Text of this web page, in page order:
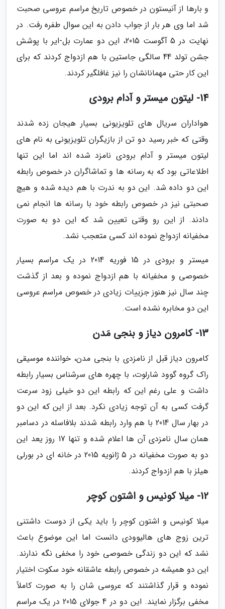
و بارها از آنیستون در خصوص تاریخ مراسم عروسی صحبت
شد اما وی هر بار از جواب دادن به این سوال طفره رفت. در
نهایت در 5 آگوست 2015، این دو عمارت بل-ایر با پوشش
جشن تولد 44 سالگی جاستین با هم ازدواج کردند که برای
این کار حتی مهمانانشان را نیز غافلگیر کردند.
14- لیتون میستر و آدام برودی
هواداران سریال های تلویزیونی بسیار هیجان زده شدند
وقتی که خبر رسید دو تن از بازیگران تلویزیونی به نام های
لیتون میستر و آدام برودی نامزد شده اند اما این تنها
اطلاعاتی بود که به رسانه ها و تماشاگران در خصوص رابطه
این دو داده شد. این دو به ندرت با هم دیده شده و هیچ
صحبتی نیز در خصوص رابطه خود با رسانه ها انجام نمی
دادند. از این رو وقتی تعیین شد که این دو به صورت
مخفیانه ازدواج نموده اند کسی متعجب نشد.
میستر و برودی در 15 فوریه 2014 در یک مراسم بسیار
خصوصی و مخفیانه با هم ازدواج نموده و بعد از گذشت
چند سال نیز هنوز جزییات زیادی در خصوص مراسم عروسی
این دو مخابره نشده است.
13- کامرون دیاز و بنجی مَدن
کامرون دیاز قبل از نامزدی با بنجی مدن، خواننده موسیقی
راک گروه گوود شارلوت، با چهره های سرشناس بسیار رابطه
داشت و علی رغم این که رابطه این دو خیلی زود سرعت
گرفت کسی به آن توجه زیادی نکرد. بعد از این که این دو
در بهار سال 2014 با هم وارد رابطه شدند بلافاسله در دسامبر
همان سال نامزدی آن ها اعلام شده و تنها 17 روز یعد این
دو به صورت مخفیانه در 5 ژانویه 2015 در خانه ای در بورلی
هیلز با هم ازدواج کردند.
12- میلا کونیس و اشتون کوچر
میلا کونیس و اشتون کوچر را باید یکی از دوست داشتنی
ترین زوج های هالیوودی دانست اما این موضوع باعث
نشد که این دو زندگی خصوصی خود را مخفی نگه ندارند.
این دو همیشه در خصوص رابطه عاشقانه خود سکوت اختیار
نموده و قرار گذاشتند که عروسی شان را به صورت کاملاً
مخفی برگزار نمایند. این دو در 4 جولای 2015 در یک مراسم